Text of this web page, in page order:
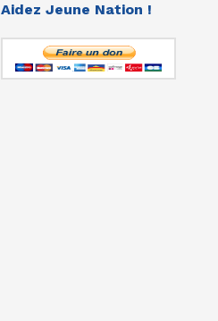
Aidez Jeune Nation !